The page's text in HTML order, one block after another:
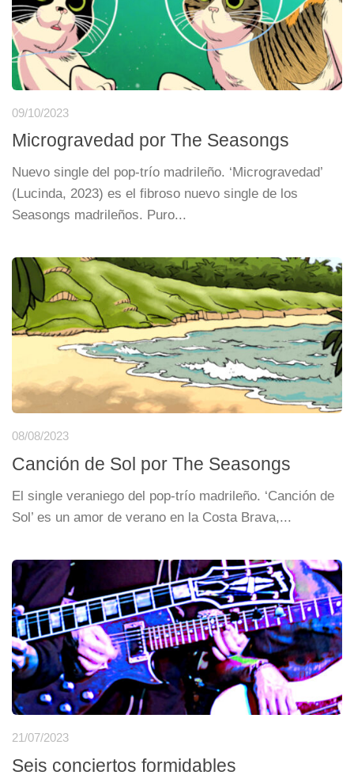
09/10/2023
Microgravedad por The Seasongs
Nuevo single del pop-trío madrileño. ‘Microgravedad’
(Lucinda, 2023) es el fibroso nuevo single de los
Seasongs madrileños. Puro...
08/08/2023
Canción de Sol por The Seasongs
El single veraniego del pop-trío madrileño. ‘Canción de
Sol’ es un amor de verano en la Costa Brava,...
21/07/2023
Seis conciertos formidables